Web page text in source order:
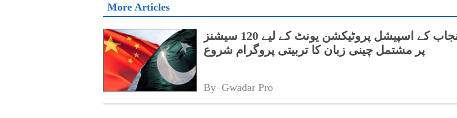
More Articles
پنجاب کے اسپیشل پروٹیکشن یونٹ کے لیے 120 سیشنز
پر مشتمل چینی زبان کا تربیتی پروگرام شروع
By Gwadar Pro